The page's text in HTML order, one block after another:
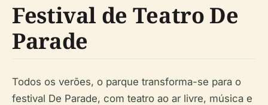
Festival de Teatro De
Parade
Todos os verões, o parque transforma-se para o
festival De Parade, com teatro ao ar livre, música e